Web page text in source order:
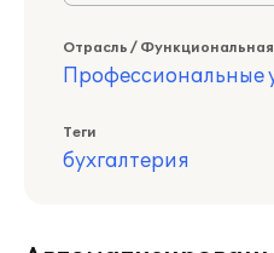
Отрасль /
Профессиональные
Теги
бухгалтерия